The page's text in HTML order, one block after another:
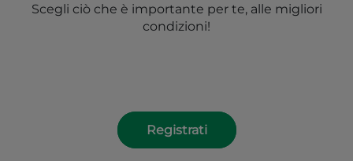
Scegli ciò che è importante per te, alle migliori
condizioni!
Registrati